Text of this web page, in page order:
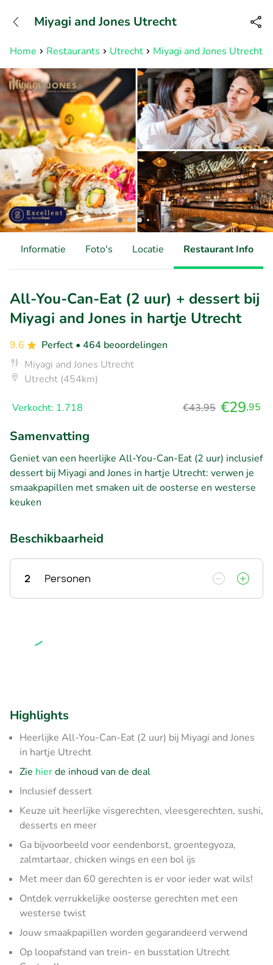
Bereikbaar tot 23:00 uur
Home Restaurants Utrecht Miyagi and Jones Utrecht
Miyagi and Jones Utrecht
Informatie Foto's Locatie Restaurant Info
All-You-Can-Eat (2 uur) + dessert bij
Miyagi and Jones in hartje Utrecht
9.6 Perfect • 464 beoordelingen
Miyagi and Jones Utrecht
Utrecht (454km)
Verkocht: 1.718 €43,95 €29,95
Samenvatting
Geniet van een heerlijke All-You-Can-Eat (2 uur) inclusief
dessert bij Miyagi and Jones in hartje Utrecht: verwen je
smaakpapillen met smaken uit de oosterse en westerse
keuken
Beschikbaarheid
2 Personen
Highlights
Heerlijke All-You-Can-Eat (2 uur) bij Miyagi and Jones
in hartje Utrecht
Zie hierde inhoud van de deal
Inclusief dessert
Keuze uit heerlijke visgerechten, vleesgerechten, sushi,
desserts en meer
Ga bijvoorbeeld voor eendenborst, groentegyoza,
zalmtartaar, chicken wings en een bol ijs
Met meer dan 60 gerechten is er voor ieder wat wils!
Ontdek verrukkelijke oosterse gerechten met een
westerse twist
Jouw smaakpapillen worden gegarandeerd verwend
Op loopafstand van trein- en busstation Utrecht